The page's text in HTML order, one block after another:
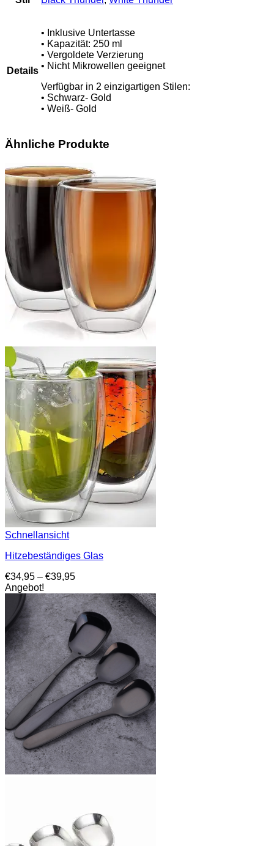
Details
• Inklusive Untertasse
• Kapazität: 250 ml
• Vergoldete Verzierung
• Nicht Mikrowellen geeignet
Verfügbar in 2 einzigartigen Stilen:
• Schwarz- Gold
• Weiß- Gold
Ähnliche Produkte
Schnellansicht
Hitzebeständiges Glas
€34,95 – €39,95Preisspanne:
bis
€39,95
Angebot!